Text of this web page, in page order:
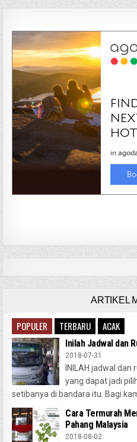
ARTIKEL
POPULER TERBARU ACAK
Inilah Jadwal dan
2018-07-31
INILAH jadwal
yang dapat jadi
setibanya di bandara itu. Bagi
Cara Termurah
Pahang Malaysia
2018-08-02